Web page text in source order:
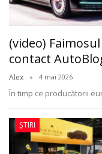
(video)
contact
Alex 4 mai 2026
În timp ce producătorii
ȘTIRI